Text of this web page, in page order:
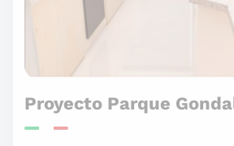
Proyecto Parque